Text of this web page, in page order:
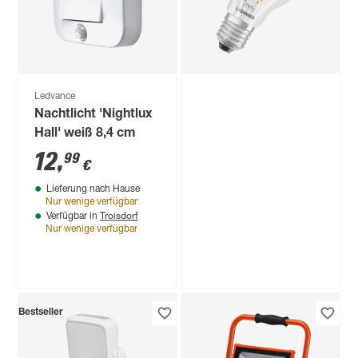
Ledvance
Nachtlicht 'Nightlux
Hall' weiß 8,4 cm
12,99 €
Lieferung nach Hause
Nur wenige verfügbar
Verfügbar in Troisdorf
Nur wenige verfügbar
LED-Leuchtmittel
'SMART WiFi CLA'
Bestseller